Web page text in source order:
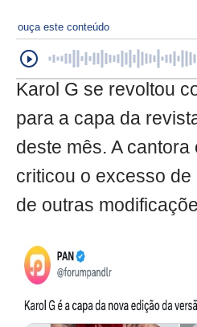
ouça este conteúdo
Karol G se revoltou
para a capa da
deste mês. A cantora
criticou o excesso de
de outras